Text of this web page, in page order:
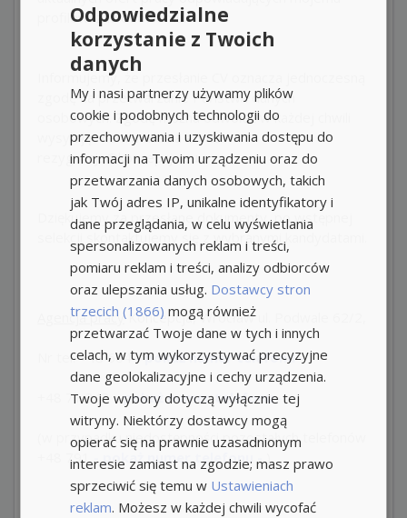
profilowi zawodowemu.
Informujemy, że przesłanie CV oznacza jednoczesną
zgodę na przetwarzanie Państwa danych
osobowych. Zgodę można odwołać w każdej chwili
wysyłając nam maila na adres:
rezygnacja@koncepcja.eu
Dziękujemy za przesłane dokumenty, po wstępnej
selekcji skontaktujemy się z wybranymi kandydatami.
Agencja pracyKoncepcja, Wrocław ul. Podwale 62/2,
Nr tel.+48 664- pokaż numer telefonu -
71 343 - pokaż numer telefonu -
(w przypadku niedostępności pozostałych telefonów
+48 791
- pokaż numer telefonu -
Odpowiedzialne
korzystanie z Twoich
danych
My i nasi partnerzy używamy plików
cookie i podobnych technologii do
przechowywania i uzyskiwania dostępu do
informacji na Twoim urządzeniu oraz do
przetwarzania danych osobowych, takich
jak Twój adres IP, unikalne identyfikatory i
dane przeglądania, w celu wyświetlania
spersonalizowanych reklam i treści,
pomiaru reklam i treści, analizy odbiorców
oraz ulepszania usług. Dostawcy stron
trzecich (1866) mogą również
przetwarzać Twoje dane w tych i innych
celach, w tym wykorzystywać precyzyjne
dane geolokalizacyjne i cechy urządzenia.
Twoje wybory dotyczą wyłącznie tej
witryny. Niektórzy dostawcy mogą
opierać się na prawnie uzasadnionym
interesie zamiast na zgodzie; masz prawo
sprzeciwić się temu w Ustawieniach
reklam. Możesz w każdej chwili wycofać